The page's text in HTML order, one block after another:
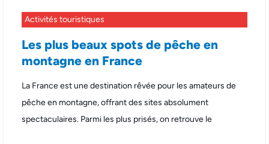
Activités touristiques
Les plus beaux spots de pêche en
montagne en France
La France est une destination rêvée pour les amateurs de
pêche en montagne, offrant des sites absolument
spectaculaires. Parmi les plus prisés, on retrouve le